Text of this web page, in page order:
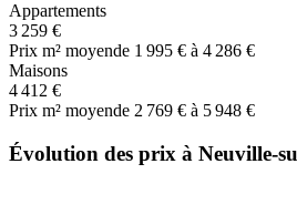
Appartements
3 259 €
Prix m² moyende 1 995 € à 4 286 €
Maisons
4 412 €
Prix m² moyende 2 769 € à 5 948 €
Évolution des prix à Neuville-